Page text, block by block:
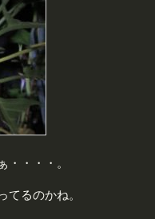
・・・・。
てるのかね。